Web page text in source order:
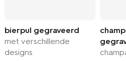
bierpul gegraveerd
met verschillende
designs